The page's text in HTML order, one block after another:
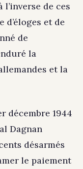
de ces
d’éloges et de
de
la
et la
décembre 1944
Dagnan
désarmés
le paiement